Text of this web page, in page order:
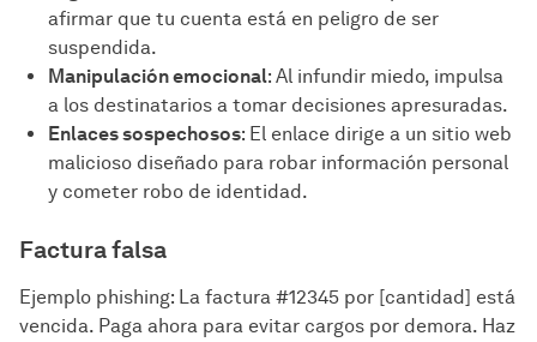
afirmar que tu cuenta está en peligro de ser
suspendida.
Manipulación emocional: Al infundir miedo, impulsa
a los destinatarios a tomar decisiones apresuradas.
Enlaces sospechosos: El enlace dirige a un sitio web
malicioso diseñado para robar información personal
y cometer robo de identidad.
Factura falsa
Ejemplo phishing: La factura #12345 por [cantidad] está
vencida. Paga ahora para evitar cargos por demora. Haz